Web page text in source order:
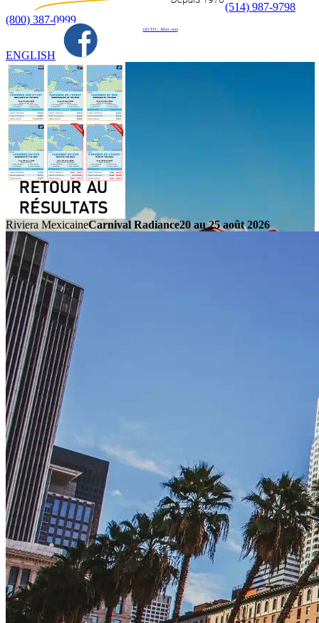
(514) 987-9798
(800) 387-0999
GO TO / Aller vers
ENGLISH
Riviera MexicaineCarnival Radiance20 au 25 août 2026